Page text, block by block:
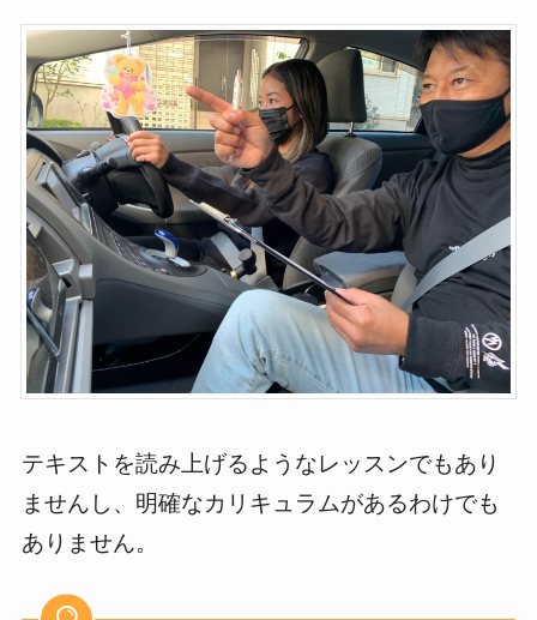
テキストを読み上げるようなレッスンでもあり
ませんし、明確なカリキュラムがあるわけでも
ありません。